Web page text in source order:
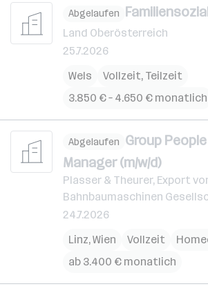
Abgelaufen
Land Oberösterreich
25.7.2026
Wels
Vollzeit, Teilzeit
3.850 € – 4.650 € monatlich
Abgelaufen Group
Manager (m/w/d)
Plasser & Theurer, Export
Bahnbaumaschinen
24.7.2026
Linz,Wien Vollzeit
ab 3.400 € monatlich